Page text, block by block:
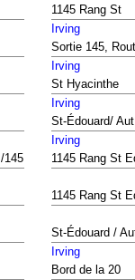
1145 Rang St
Irving
Sortie 145,
Irving
St Hyacinthe
Irving
St-Édouard/
145
Irving
1145 Rang St
1145 Rang St
St-Édouard /
Irving
Bord de la 20